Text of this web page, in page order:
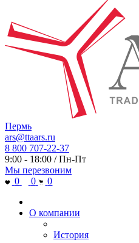
Пермь
ars@ttaars.ru
8 800 707-22-37
9:00 - 18:00 / Пн-Пт
Мы перезвоним
0
0 0
О компании
История